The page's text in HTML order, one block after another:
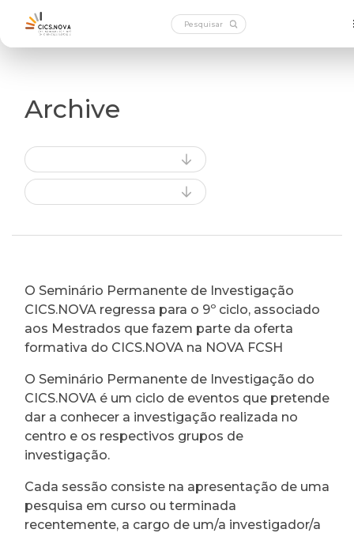
Archive
O Seminário Permanente de Investigação
CICS.NOVA regressa para o 9º ciclo, associado
aos Mestrados que fazem parte da oferta
formativa do CICS.NOVA na NOVA FCSH
O Seminário Permanente de Investigação do
CICS.NOVA é um ciclo de eventos que pretende
dar a conhecer a investigação realizada no
centro e os respectivos grupos de
investigação.
Cada sessão consiste na apresentação de uma
pesquisa em curso ou terminada
recentemente, a cargo de um/a investigador/a